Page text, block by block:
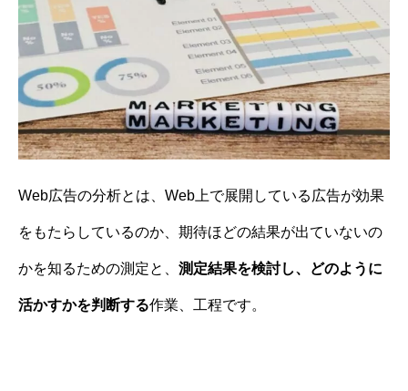
Web広告の分析とは、Web上で展開している広告が効果
をもたらしているのか、期待ほどの結果が出ていないの
かを知るための測定と、 測定結果を検討し、どのように
活かすかを判断する作業、工程です。